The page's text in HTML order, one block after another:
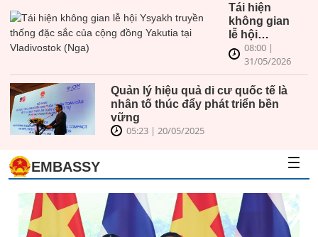
Tái hiện
không gian
lễ hội
Ysyakh
truyền
thống đặc
sắc của
cộng đồng
08:00 |
31/05/2026
Quản lý hiệu quả di cư quốc tế là
nhân tố thúc đẩy phát triển bền
vững
05:23 | 20/05/2025
EMBASSY